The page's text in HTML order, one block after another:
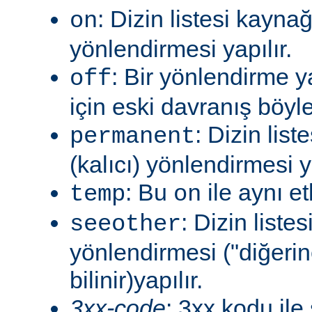
on: Dizin listesi
yönlendirmesi yapılır.
off: Bir yönlendirme
için eski davranış
permanent: Dizin
(kalıcı) yönlendirmesi
temp: Bu on ile aynı
seeother: Dizin
yönlendirmesi
bilinir)yapılır.